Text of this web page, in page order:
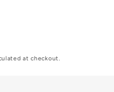
at checkout.